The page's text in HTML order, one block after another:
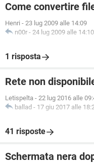
Come convertire
Henri - 23 lug 2009 alle 14:09
n00r - 24 lug 2009 alle 14:10
1 risposta
Rete non
Letispelta - 22 lug 2016 alle
ballad - 17 giu 2017 alle
41 risposte
Schermata nera